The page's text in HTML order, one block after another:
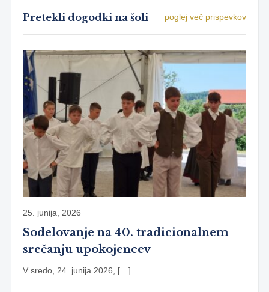
poglej več prispevkov
Pretekli dogodki na šoli
25. junija, 2026
Sodelovanje na 40. tradicionalnem
srečanju upokojencev
V sredo, 24. junija 2026, […]